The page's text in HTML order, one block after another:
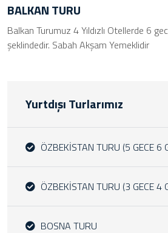
BALKAN TURU
Balkan Turumuz 4 Yıldızlı Otellerde 6
şeklindedir. Sabah Akşam Yemeklidir
Yurtdışı Turlarımız
ÖZBEKİSTAN TURU (5 GECE 6
ÖZBEKİSTAN TURU (3 GECE 4
BOSNA TURU